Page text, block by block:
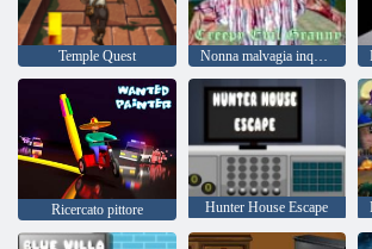
Temple Quest Nonna malvagia inquietante
Ricercato pittore Hunter House Escape